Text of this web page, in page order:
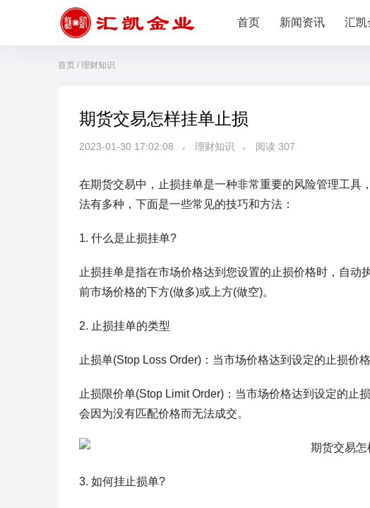
首页 新闻资讯 汇凯
首页 / 理财知识
期货交易怎样挂单止损
2023-01-30 17:02:08 理财知识 阅读 307
在期货交易中，止损挂单是一种非常重要的风险管理工
法有多种，下面是一些常见的技巧和方法：
1. 什么是止损挂单?
止损挂单是指在市场价格达到您设置的止损价格时，自
前市场价格的下方(做多)或上方(做空)。
2. 止损挂单的类型
止损单(Stop Loss Order)：当市场价格达到设定的止损价
止损限价单(Stop Limit Order)：当市场价格达到设定的止
会因为没有匹配价格而无法成交。
3. 如何挂止损单?